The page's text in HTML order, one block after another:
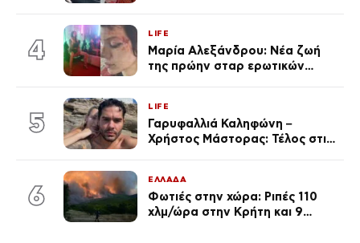
ποια είσαι σοκαρίστικα»
4
LIFE
Μαρία Αλεξάνδρου: Νέα ζωή
της πρώην σταρ ερωτικών
(Φωτογραφίες)
5
LIFE
Γαρυφαλλιά Καληφώνη –
Χρήστος Μάστορας: Τέλος στις
6
ΕΛΛΑΔΑ
Φωτιές στην χώρα: Ριπές 110
χλμ/ώρα στην Κρήτη και 9